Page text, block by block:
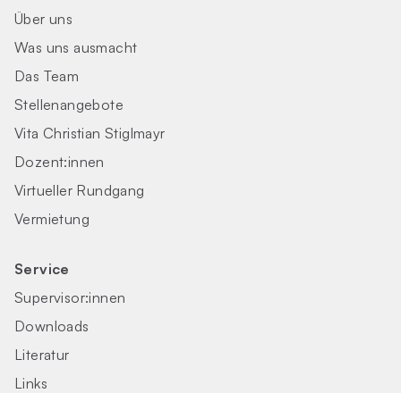
Über uns
Was uns ausmacht
Das Team
Stellenangebote
Vita Christian Stiglmayr
Dozent:innen
Virtueller Rundgang
Vermietung
Service
Supervisor:innen
Downloads
Literatur
Links